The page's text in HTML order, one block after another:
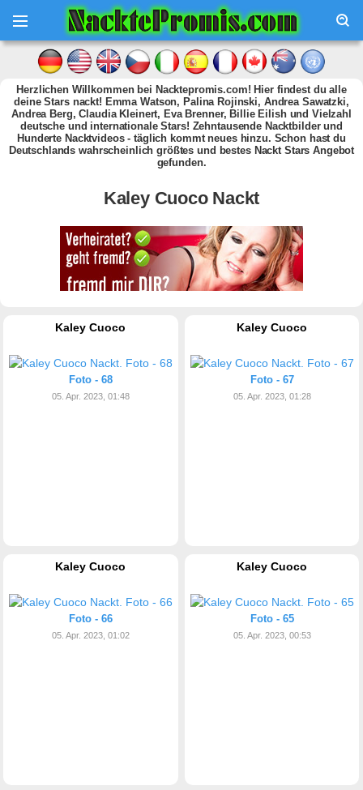
Herzlichen Willkommen bei Nacktepromis.com! Hier findest du alle
deine Stars nackt! Emma Watson, Palina Rojinski, Andrea Sawatzki,
Andrea Berg, Claudia Kleinert, Eva Brenner, Billie Eilish und Vielzahl
deutsche und internationale Stars! Zehntausende Nacktbilder und
Hunderte Nacktvideos - täglich kommt neues hinzu. Schon hast du
Deutschlands wahrscheinlich größtes und bestes Nackt Stars Angebot
gefunden.
Kaley Cuoco Nackt
Kaley Cuoco
Foto - 68
05. Apr. 2023, 01:48
Kaley Cuoco
Foto - 67
05. Apr. 2023, 01:28
Kaley Cuoco
Foto - 66
05. Apr. 2023, 01:02
Kaley Cuoco
Foto - 65
05. Apr. 2023, 00:53